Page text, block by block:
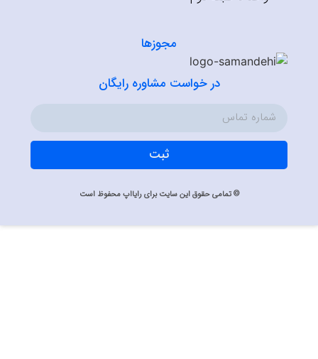
مجوزها
در خواست مشاوره رایگان
ثبت
© تمامی حقوق این سایت برای رایااپ محفوظ است